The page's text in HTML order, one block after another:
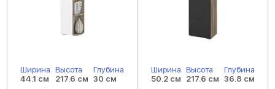
Ширина
44.1 см
Высота
217.6 см
Глубина
30 см
Ширина
50.2 см
Высота
217.6 см
Глубина
36.8 см